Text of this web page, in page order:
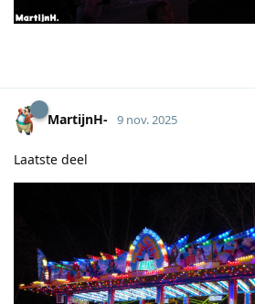
MartijnH- 9 nov. 2025
Laatste deel